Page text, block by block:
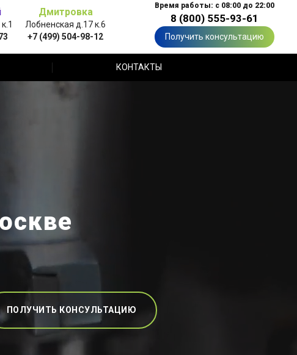
Дмитровка
Лобненская д.17 к.6
+7 (499) 504-98-12
Время работы: с 08:00 до 22:00
8 (800) 555-93-61
Получить консультацию
КОНТАКТЫ
ПОЛУЧИТЬ КОНСУЛЬТАЦИЮ